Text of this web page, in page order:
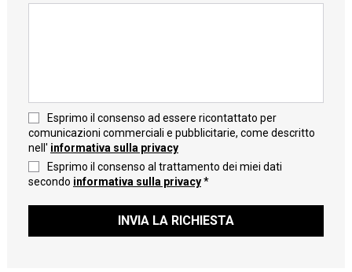
Esprimo il consenso ad essere ricontattato per
comunicazioni commerciali e pubblicitarie, come descritto
nell' informativa sulla privacy
Esprimo il consenso al trattamento dei miei dati
secondo informativa sulla privacy*
INVIA LA RICHIESTA